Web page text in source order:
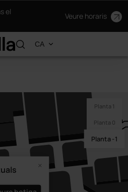
el
Veure horaris
Planta 1
Planta 0
Planta -1